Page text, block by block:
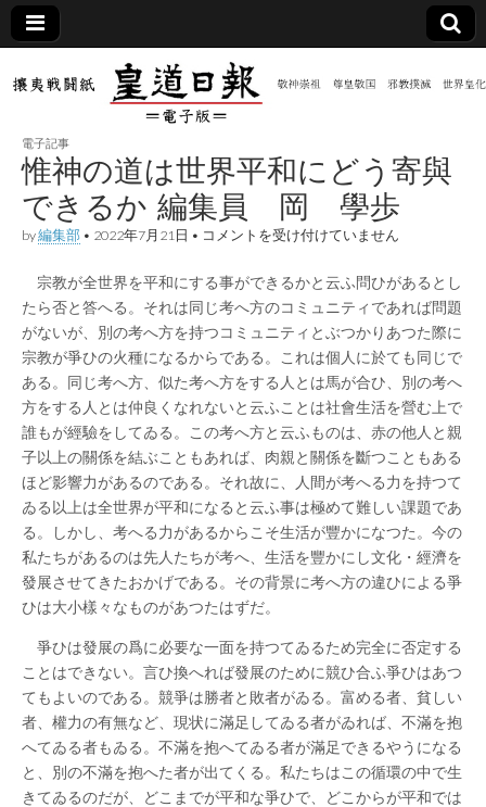
皇道
日報
（防
共新
聞）
電子
版
敬神
尊皇
｜昭
和八
年創
刊
皇道
実
攘夷
戦闘
紙
電子記事
惟神の道は世界平和にどう寄與
できるか 編集員 岡 學歩
by編集部 • 2022年7月21日 • 惟
道
は
世
界
平
和
に
ど
う
寄
與
き
る
か
集
員
岡
學
は
コメントを受け付けていません
宗教が全世界を平和にする事ができるかと云ふ問ひがあるとし
たら否と答へる。それは同じ考へ方のコミュニティであれば問題
がないが、別の考へ方を持つコミュニティとぶつかりあつた際に
宗教が爭ひの火種になるからである。これは個人に於ても同じで
ある。同じ考へ方、似た考へ方をする人とは馬が合ひ、別の考へ
方をする人とは仲良くなれないと云ふことは社會生活を營む上で
誰もが經驗をしてゐる。この考へ方と云ふものは、赤の他人と親
子以上の關係を結ぶこともあれば、肉親と關係を斷つこともある
ほど影響力があるのである。それ故に、人間が考へる力を持つて
ゐる以上は全世界が平和になると云ふ事は極めて難しい課題であ
る。しかし、考へる力があるからこそ生活が豐かになつた。今の
私たちがあるのは先人たちが考へ、生活を豐かにし文化・經濟を
發展させてきたおかげである。その背景に考へ方の違ひによる爭
ひは大小樣々なものがあつたはずだ。
爭ひは發展の爲に必要な一面を持つてゐるため完全に否定する
ことはできない。言ひ換へれば發展のために競ひ合ふ爭ひはあつ
てもよいのである。競爭は勝者と敗者がゐる。富める者、貧しい
者、權力の有無など、現状に滿足してゐる者がゐれば、不滿を抱
へてゐる者もゐる。不滿を抱へてゐる者が滿足できるやうになる
と、別の不滿を抱へた者が出てくる。私たちはこの循環の中で生
きてゐるのだが、どこまでが平和な爭ひで、どこからが平和では